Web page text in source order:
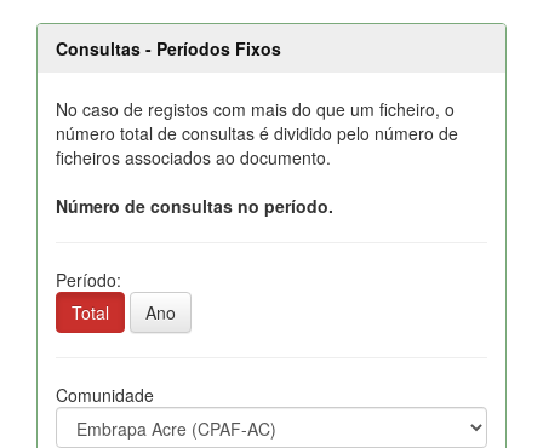
Consultas - Períodos Fixos
No caso de registos com mais do que um ficheiro, o
número total de consultas é dividido pelo número de
ficheiros associados ao documento.
Número de consultas no período.
Período:
Total
Ano
Comunidade